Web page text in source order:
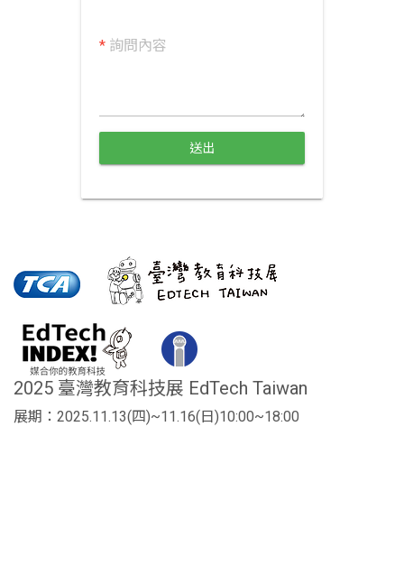
*詢問內容
送出
2025 臺灣教育科技展 EdTech Taiwan
展期：2025.11.13(四)~11.16(日)10:00~18:00